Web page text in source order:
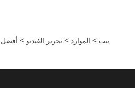
بيت > الموارد > تحرير الفيديو > أفضل